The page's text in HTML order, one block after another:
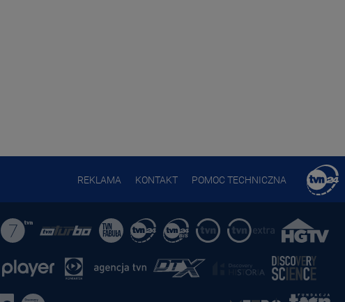
REKLAMA KONTAKT POMOC TECHNICZNA